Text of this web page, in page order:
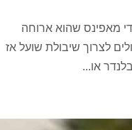
מאפינס שהוא ארוחה
לצרוך שיבולת שועל אז
או...